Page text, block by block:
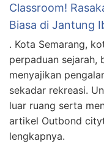
Classroom!
Biasa di Jantung
. Kota Semarang,
perpaduan sejarah,
menyajikan
sekadar rekreasi.
luar ruang serta
artikel Outbond
lengkapnya.